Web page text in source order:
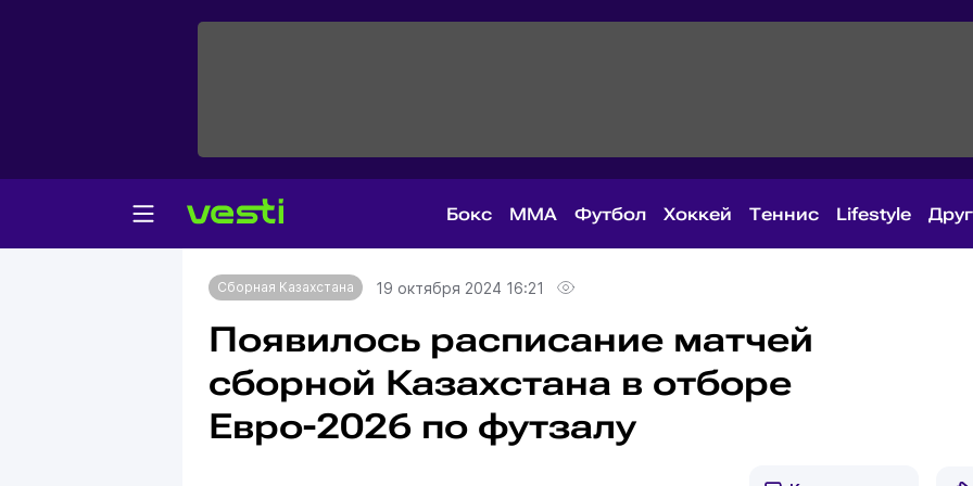
Бокс MMA Футбол Хоккей Теннис Lifestyle
Главная
Сборная Казахстана
Сборная Казахстана 19 октября 2024 16:21
Появилось расписание матчей
сборной Казахстана в отборе
Евро-2026 по футзалу